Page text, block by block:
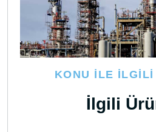
KONU İLE İLGILI
İlgili